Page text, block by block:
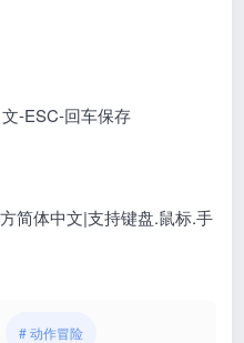
-ESC-回车保存
简体中文|支持键盘.鼠标.手
# 动作冒险